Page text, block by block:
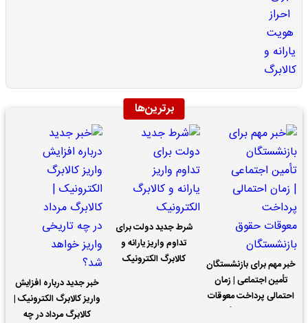
برترین‌ها
خبر مهم برای بازنشستگان
تأمین اجتماعی | زمان
احتمالی پرداخت معوقات
شرط جدید دولت برای
تداوم واریز یارانه و
کالابرگ الکترونیک
خبر جدید درباره افزایش
واریز کالابرگ الکترونیک |
کالابرگ مرداد در چه